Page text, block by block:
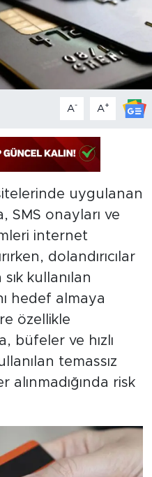
A- A+
uygulanan
SMS onayları ve
internet
dolandırıcılar
kullanılan
hedef almaya
özellikle
büfeler ve hızlı
temassız
risk